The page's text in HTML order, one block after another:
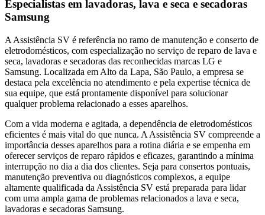
Especialistas em lavadoras, lava e seca e secadoras
Samsung
A Assistência SV é referência no ramo de manutenção e conserto de
eletrodomésticos, com especialização no serviço de reparo de lava e
seca, lavadoras e secadoras das reconhecidas marcas LG e
Samsung. Localizada em Alto da Lapa, São Paulo, a empresa se
destaca pela excelência no atendimento e pela expertise técnica de
sua equipe, que está prontamente disponível para solucionar
qualquer problema relacionado a esses aparelhos.
Com a vida moderna e agitada, a dependência de eletrodomésticos
eficientes é mais vital do que nunca. A Assistência SV compreende a
importância desses aparelhos para a rotina diária e se empenha em
oferecer serviços de reparo rápidos e eficazes, garantindo a mínima
interrupção no dia a dia dos clientes. Seja para consertos pontuais,
manutenção preventiva ou diagnósticos complexos, a equipe
altamente qualificada da Assistência SV está preparada para lidar
com uma ampla gama de problemas relacionados a lava e seca,
lavadoras e secadoras Samsung.